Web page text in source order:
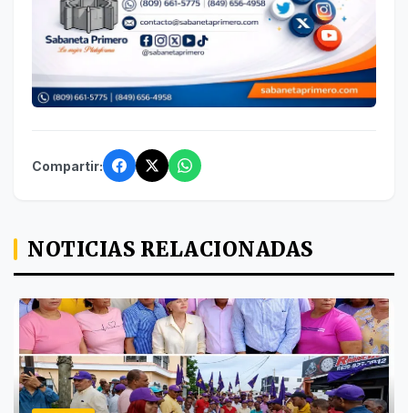
Compartir:
NOTICIAS RELACIONADAS